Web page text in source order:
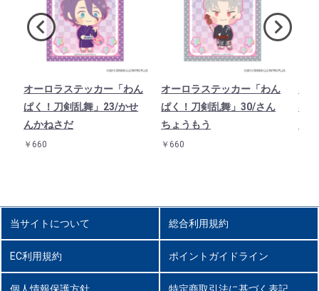
オーロラステッカー「わん
ぱく！刀剣乱舞」23/かせ
んかねさだ
￥660
オーロラステッカー「わん
ぱく！刀剣乱舞」30/さん
ちょうもう
￥660
ぱ
当サイトについて 総合利用規約
EC利用規約 ポイントガイドライン